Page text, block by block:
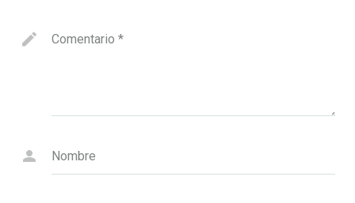
Comentario *
Nombre